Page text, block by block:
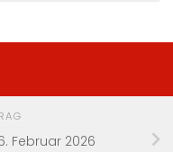
Februar 2026